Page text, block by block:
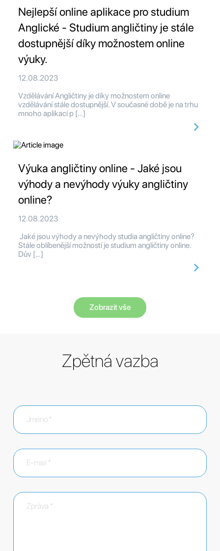
Nejlepší online aplikace pro studium
Anglické - Studium angličtiny je stále
dostupnější díky možnostem online
výuky.
12.08.2023
Vzdělávání Angličtiny je díky možnostem online
vzdělávání stále dostupnější. V současné době je na trhu
mnoho aplikací p […]
Výuka angličtiny online - Jaké jsou
výhody a nevýhody výuky angličtiny
online?
12.08.2023
Jaké jsou výhody a nevýhody studia angličtiny online?
Stále oblíbenější možností je studium angličtiny online.
Dův […]
Zobrazit vše
Zpětná vazba